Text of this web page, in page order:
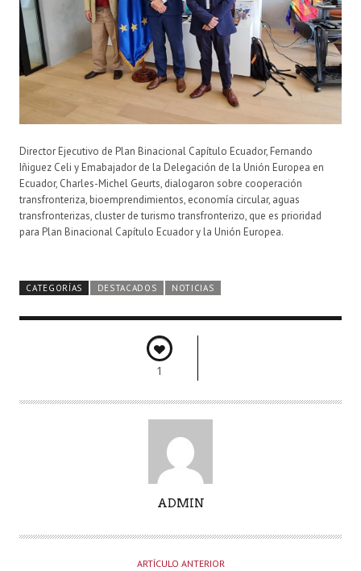
Director Ejecutivo de Plan Binacional Capítulo Ecuador, Fernando
Iñiguez Celi y Emabajador de la Delegación de la Unión Europea en
Ecuador, Charles-Michel Geurts, dialogaron sobre cooperación
transfronteriza, bioemprendimientos, economía circular, aguas
transfronterizas, cluster de turismo transfronterizo, que es prioridad
para Plan Binacional Capítulo Ecuador y la Unión Europea.
CATEGORÍAS DESTACADOS NOTICIAS
1
T
ADMIN
ARTÍCULO ANTERIOR